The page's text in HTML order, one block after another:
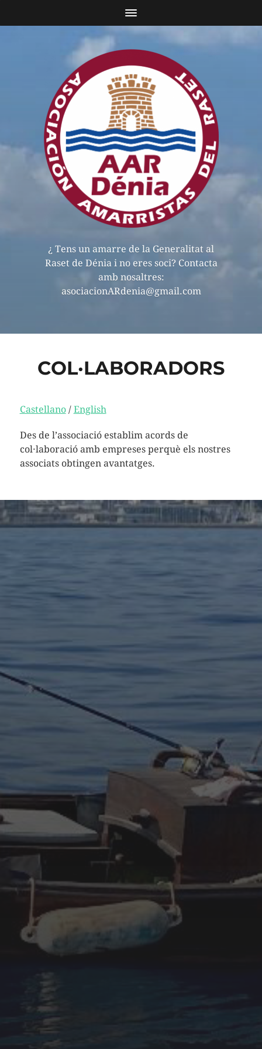
¿ Tens un amarre de la Generalitat al
Raset de Dénia i no eres soci? Contacta
amb nosaltres:
asociacionARdenia@gmail.com
COL·LABORADORS
Castellano/ English
Des de l’associació establim acords de
col·laboració amb empreses perquè els nostres
associats obtingen avantatges.
INFO POR MES
julio 2026
agosto 2025
junio 2024
octubre 2023
junio 2023
enero 2023
diciembre 2022
noviembre 2022
octubre 2022
septiembre 2022
ARTÍCULOS
Cultura marinera
Medio ambiente
Navegación
Pesca
Seguridad